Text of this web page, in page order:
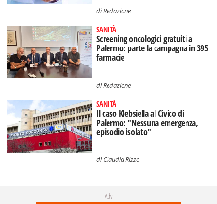
diRedazione
SANITÀ
Screening oncologici gratuiti a
Palermo: parte la campagna in 395
farmacie
diRedazione
SANITÀ
Il caso Klebsiella al Civico di
Palermo: "Nessuna emergenza,
episodio isolato"
diClaudia Rizzo
Adv